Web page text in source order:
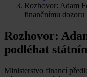
Rozhovor: Adam
finančnímu dozoru
Rozhovor:
podléhat
Ministerstvo financí